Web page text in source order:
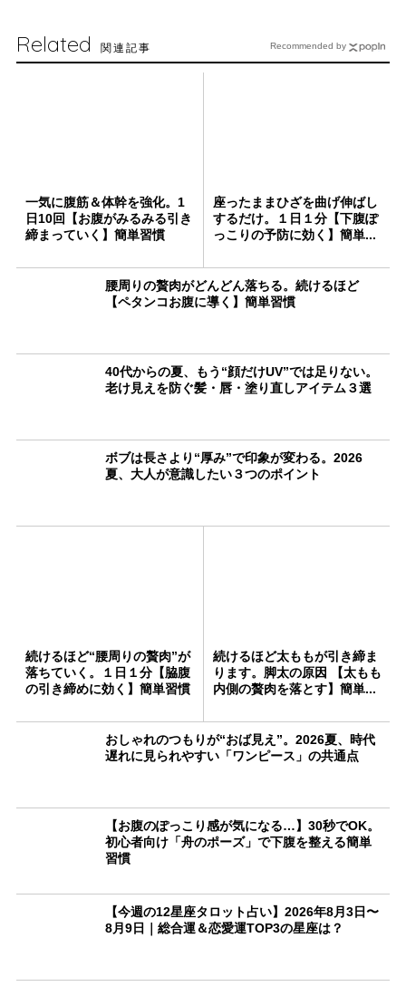
Related 関連記事
一気に腹筋＆体幹を強化。1
日10回【お腹がみるみる引き
締まっていく】簡単習慣
座ったままひざを曲げ伸ばし
するだけ。１日１分【下腹ぽ
っこりの予防に効く】簡単...
腰周りの贅肉がどんどん落ちる。続けるほど
【ペタンコお腹に導く】簡単習慣
40代からの夏、もう“顔だけUV”では足りない。
老け見えを防ぐ髪・唇・塗り直しアイテム３選
ボブは長さより“厚み”で印象が変わる。2026
夏、大人が意識したい３つのポイント
続けるほど“腰周りの贅肉”が
落ちていく。１日１分【脇腹
の引き締めに効く】簡単習慣
続けるほど太ももが引き締ま
ります。脚太の原因 【太もも
内側の贅肉を落とす】簡単...
おしゃれのつもりが“おば見え”。2026夏、時代
遅れに見られやすい「ワンピース」の共通点
【お腹のぽっこり感が気になる…】30秒でOK。
初心者向け「舟のポーズ」で下腹を整える簡単
習慣
【今週の12星座タロット占い】2026年8月3日〜
8月9日｜総合運＆恋愛運TOP3の星座は？
Recommended by